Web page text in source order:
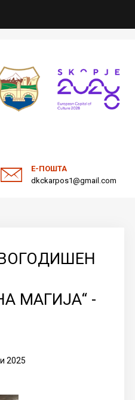
Е-ПОШТА
dkckarpos1@gmail.com
веб страна
МАГИЈА“ -
2025